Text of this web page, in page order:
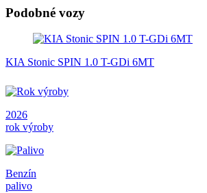
Podobné vozy
KIA Stonic SPIN 1.0 T-GDi 6MT
2026
rok výroby
Benzín
palivo